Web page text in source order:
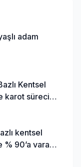
adam
Kentsel
karot süreci
kentsel
90’a varan